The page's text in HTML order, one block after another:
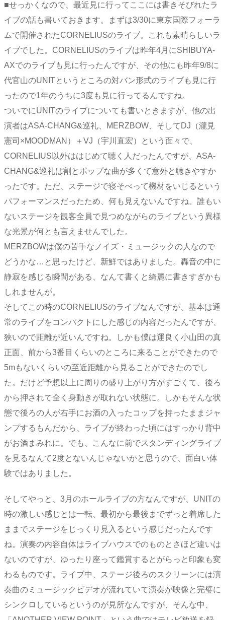
■せっかくなので、最近見に行ってここには書きそびれたラ
イブの話も書いておきます。まずは3/30に東京国際フォーラ
ムで開催されたCORNELIUSのライブ。これも素晴らしいラ
イブでした。CORNELIUSのライブは昨年4月にSHIBUYA-
AXでのライブも見に行ったんですが、その他にも昨年9/8に
代官山のUNITというところの対バン形式のライブも見に行
ったので1年のうちに3度も見に行ってるんですね。
ついでにUNITのライブについても書いときますが、他の出
演者はASA-CHANG&巡礼、MERZBOW、そしてDJ（瀧見
憲司×MOODMAN）＋VJ（宇川直宏）という面々で、
CORNELIUS以外ははじめて聴く人だったんですが、ASA-
CHANG&巡礼は割とポップな曲が多くて意外と聴きやすか
ったです。ただ、ステージで寝そべって機材をいじるという
パフォーマンスだったため、何も見えないんですね。誰もい
ないステージを観客全員で見つめながらのライブという異様
な光景が何とも言えませんでした。
MERZBOWは僕の苦手なノイズ・ミュージックの人なので
どうかな…と思ったけど、新鮮ではありました。轟音の中に
静寂を感じる瞬間がある、なんて書くと綺麗に書きすぎかも
しれませんが。
そしてこの時のCORNELIUSのライブなんですが、基本は通
常のライブをコンパクトにした感じの内容だったんですが、
狭いので距離が近いんですね。しかも僕は運良く小山田の真
正面、前から3番目くらいのところに来ることができたので
5mもないくらいの至近距離から見ることができたのでし
た。だけど予想以上に周りの盛り上がり方がすごくて、後ろ
から押されて全く身動きが取れない状態に。しかもそんな状
態で後ろの人が右手にお酒の入ったコップを持ったままジャ
ンプするもんだから、ライブが終わった頃にはすっかり背中
がお酒まみれに。でも、こんなに前でスタンディングライブ
を見るなんて2度とないんじゃないかと思うので、面白い体
験ではありました。
そしてやっと、3月のホールライブの方なんですが、UNITの
時の激しい感じとは一転、最初から最後までずっと着席した
ままでステージをじっくり見入るという感じだったんです
ね。演奏の内容自体はライブハウスでのものとさほど違いは
ないのですが、ゆったり座って鑑賞するとがらっと印象も変
わるものです。ライブ中、ステージ後ろのスクリーンには演
奏曲のミュージックビデオが流れていて演奏が映像と完璧に
シンクロしているというのが見所なんですが、そんな中、